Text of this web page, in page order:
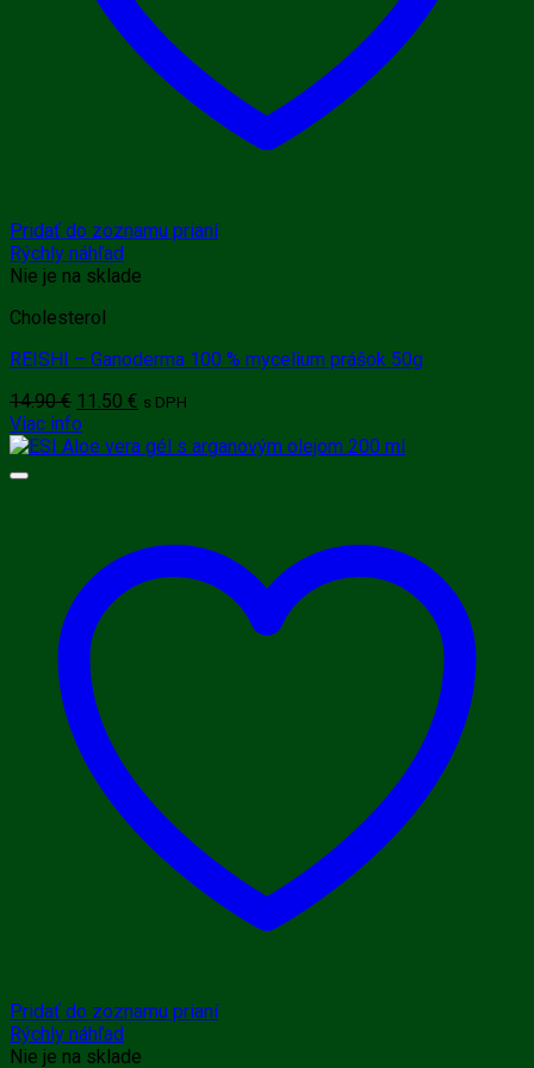
Pridať do zoznamu prianí
Rýchly náhľad
Nie je na sklade
Cholesterol
REISHI – Ganoderma 100 % mycelium prášok 50g
14.90€ Pôvodná
cena
bola:
11.50 € Aktuálna
je:
s DPH
Viac info
Pridať do zoznamu prianí
Rýchly náhľad
Nie je na sklade